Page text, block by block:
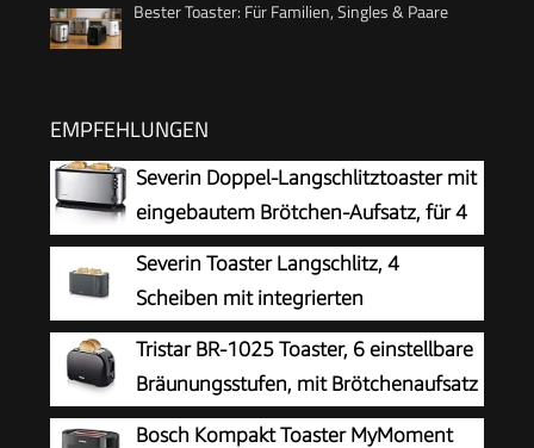
Bester Toaster: Für Familien, Singles & Paare
EMPFEHLUNGEN
Severin Doppel-Langschlitztoaster mit
eingebautem Brötchen-Aufsatz, für 4
Brotscheiben, Brotscheibenzentrierung,
Aufwärm- und Defroster-Stufe, Edelstahl
gebürstet, schwarz, 1.400 W, AT 2509
Severin Toaster Langschlitz, 4
Scheiben mit integrierten
Brötchenaufsatz, 2 Langschlitz-
Röstschachte, verschiedene Aufwärmstufen,
1.400 W, Schwarz Matt, AT 2591, Mattschwarz
Tristar BR-1025 Toaster, 6 einstellbare
Bräunungsstufen, mit Brötchenaufsatz
und herausnehmbarem Krümelfach
Bosch Kompakt Toaster MyMoment